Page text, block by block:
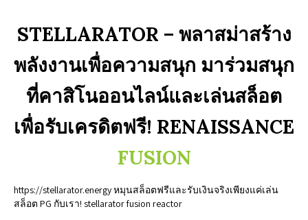
STELLARATOR – พลาสม่าสร้าง
พลังงานเพื่อความสนุก มาร่วมสนุก
ที่คาสิโนออนไลน์และเล่นสล็อต
เพื่อรับเครดิตฟรี! RENAISSANCE
FUSION
https://stellarator.energy หมุนสล็อตฟรีและรับเงินจริงเพียงแค่เล่น
สล็อต PG กับเรา! stellarator fusion reactor